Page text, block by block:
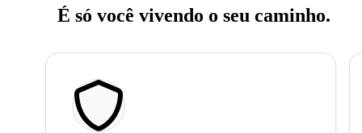
É só você vivendo o seu caminho.